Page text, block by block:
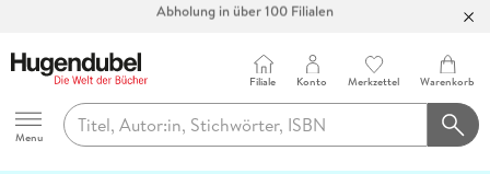
100 Tage Rückgaberecht***
Hugendubel
Menu
Filiale Konto Merkzettel Warenkorb